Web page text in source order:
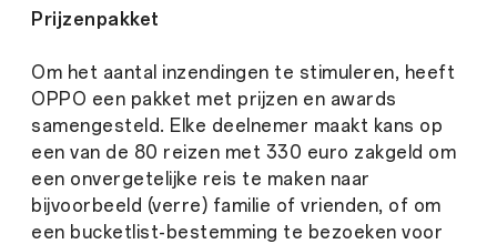
Prijzenpakket
Om het aantal inzendingen te stimuleren, heeft
OPPO een pakket met prijzen en awards
samengesteld. Elke deelnemer maakt kans op
een van de 80 reizen met 330 euro zakgeld om
een onvergetelijke reis te maken naar
bijvoorbeeld (verre) familie of vrienden, of om
een bucketlist-bestemming te bezoeken voor